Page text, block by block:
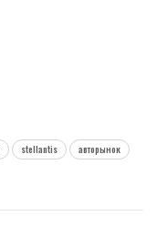
stellantis
авторынок